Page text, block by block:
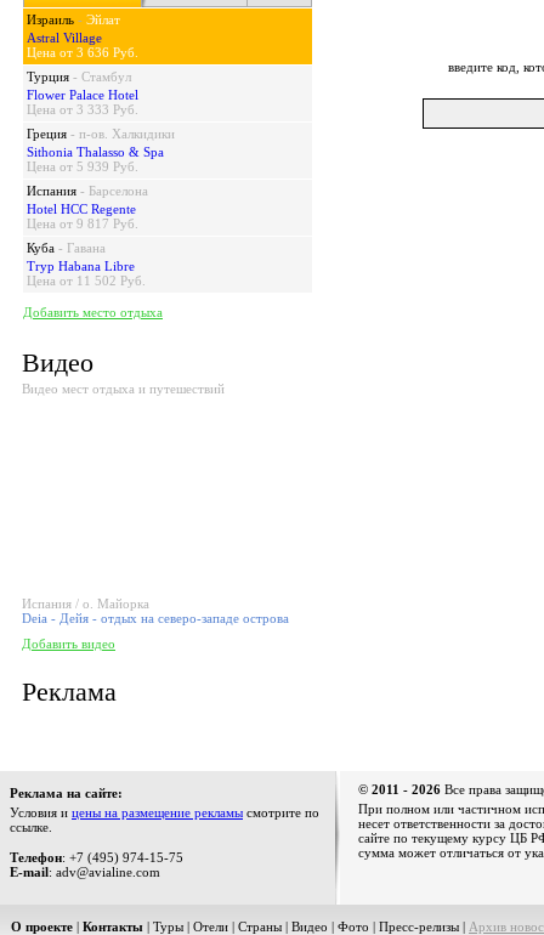
Израиль - Эйлат
Astral Village
Цена от 3 636 Руб.
Турция - Стамбул
Flower Palace Hotel
Цена от 3 333 Руб.
Греция - п-ов. Халкидики
Sithonia Thalasso & Spa
Цена от 5 939 Руб.
Испания - Барселона
Hotel HCC Regente
Цена от 9 817 Руб.
Куба - Гавана
Tryp Habana Libre
Цена от 11 502 Руб.
Добавить место отдыха
Видео
Видео мест отдыха и путешествий
Испания / о. Майорка
Deia - Дейя - отдых на северо-западе острова
Добавить видео
Реклама
введите код,
Реклама на сайте:
Условия и цены на размещение рекламы смотрите по
ссылке.
Телефон: +7 (495) 974-15-75
E-mail: adv@avialine.com
© 2011 - 2026 Все права
При полном или частичном
несет ответственности за
сайте по текущему курсу ЦБ
сумма может отличаться от
О проекте | Контакты | Туры | Отели | Страны | Видео | Фото | Пресс-релизы | Архив